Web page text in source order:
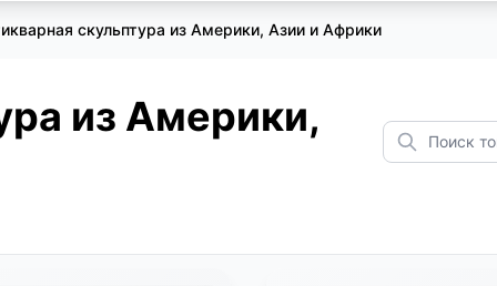
скульптура из Америки, Азии и Африки
из Америки,